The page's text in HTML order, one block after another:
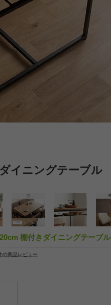
イニングテーブル
棚付きダイニングテーブル
の商品レビュー